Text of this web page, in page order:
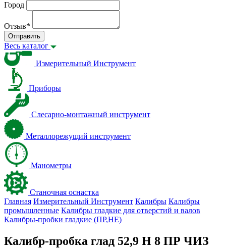
Город
Отзыв*
Отправить
Весь каталог
Измерительный Инструмент
Приборы
Слесарно-монтажный инструмент
Металлорежущий инструмент
Манометры
Станочная оснастка
Главная Измерительный Инструмент Калибры Калибры
промышленные Калибры гладкие для отверстий и валов
Калибры-пробки гладкие (ПР,НЕ)
Калибр-пробка глад 52,9 H 8 ПР ЧИЗ